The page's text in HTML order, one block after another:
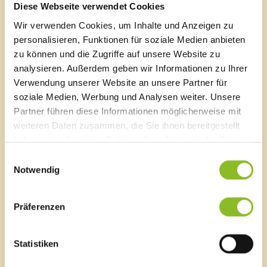
Diese Webseite verwendet Cookies
Wir verwenden Cookies, um Inhalte und Anzeigen zu
personalisieren, Funktionen für soziale Medien anbieten
zu können und die Zugriffe auf unsere Website zu
analysieren. Außerdem geben wir Informationen zu Ihrer
Verwendung unserer Website an unsere Partner für
soziale Medien, Werbung und Analysen weiter. Unsere
Partner führen diese Informationen möglicherweise mit
weiteren Daten zusammen, die Sie ihnen bereitgestellt
haben oder die sie im Rahmen Ihrer Nutzung der Dienste
Notwendig
Präferenzen
Statistiken
40 -50 m Jahr gestiegen waren. Besonders bei
schweren Verkehrsunfällen wurden die
Feuerwehrmitglieder gefordert. Fast wöchentlich
ertönte die Sirene zu jeder Tages- und Nachtzeit, was
von vielen Bewohnern ls störend empfunden wurde.
Die Funkrufempfänger „Piepser“ konnten Abhilfe
schaffen.
In den letzten 18 Jahren wurde die Feuerwehr Frastanz
1.478 Mal zu Hilfeleistungen bei Bränden,
Verkehrsunfällen und Naturereignissen gerufen. Zu den
häufigsten Einsätzen zählen technische Einsätze bei
Brände mit Todesopfern erfordern nicht nur physische,
sondern auch psychische Einsatzstärke. Zuletzt
Naturkatastrophen wie Hochwasser und schwere
Stürme.